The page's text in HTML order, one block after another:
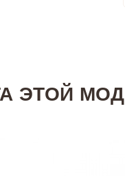
ЭТОЙ